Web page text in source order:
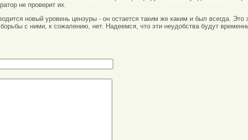
не проверит их.
новый уровень цензуры - он остается таким же каким и был всегда.
с ними, к сожалению, нет. Надеемся, что эти неудобства будут